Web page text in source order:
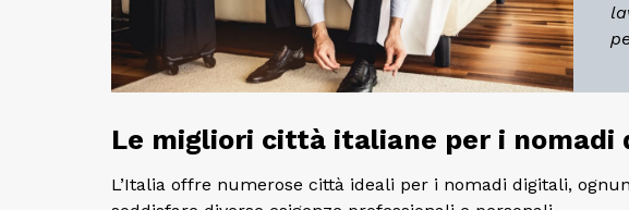
Le migliori città italiane per i nomadi
L’Italia offre numerose città ideali per i nomadi digitali,